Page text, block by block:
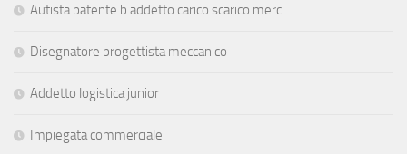
Autista patente b addetto carico scarico merci
Disegnatore progettista meccanico
Addetto logistica junior
Impiegata commerciale